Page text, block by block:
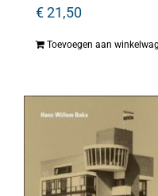
€21,50
Toevoegen aan